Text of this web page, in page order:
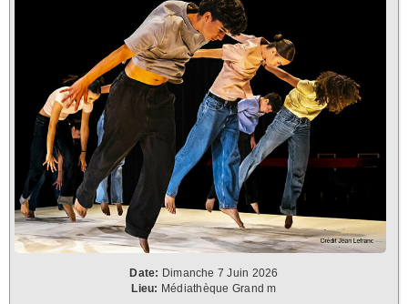
Date: Dimanche 7 Juin 2026
Lieu: Médiathèque Grand m